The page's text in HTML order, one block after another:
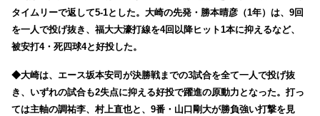
タイムリーで返して5-1とした。大崎の先発・勝本晴彦（1年）は、9回
を一人で投げ抜き、福大大濠打線を4回以降ヒット1本に抑えるなど、
被安打4・死四球4と好投した。
◆大崎は、エース坂本安司が決勝戦までの3試合を全て一人で投げ抜
き、いずれの試合も2失点に抑える好投で躍進の原動力となった。打っ
ては主軸の調祐李、村上直也と、9番・山口剛大が勝負強い打撃を見